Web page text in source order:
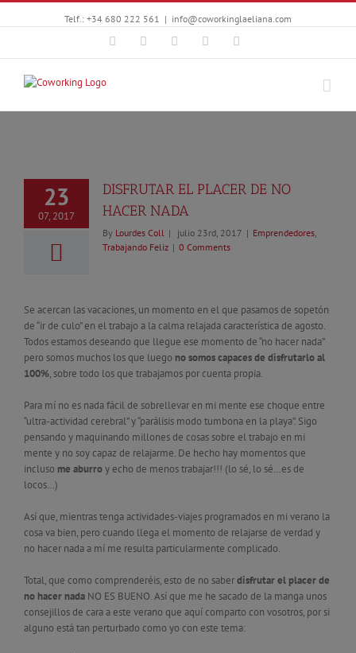
Telf.: +34 680 222 561 | info@coworkinglaeliana.com
FacebookTwitterYouTubeInstagramGoogle+
23
07, 2017
DISFRUTAR EL PLACER DE NO
HACER NADA
By Lourdes Coll | julio 23rd, 2017 | Emprendedores,
Trabajando Feliz | 0 Comments
Se acercan las vacaciones, un momento en el que pasamos de sopetón
de “ir de culo” en el trabajo a la calma relajada característica de agosto.
Todos estamos deseando que llegue ese momento de “no hacer nada”
pero somos muchos los que luego no somos capaces de disfrutarlo al
100%, sobre todo los que trabajamos por cuenta propia.
Para mí no es nada fácil de sobrellevar en mi mente ese choque entre
“ultra-actividad cerebral” y “parálisis modo tumbona en la playa”. Sigo
pensando y maquinando millones de cosas sobre el trabajo en mi
mente y no soy capaz de relajarme. De hecho hay momentos que
incluso me aburroy echo de menos trabajar!!! (lo sé, lo sé…es de
locos…)
Así que, mientras tenga actividades-viajes programados en mi verano la
cosa va bien, pero cuando llega el momento de relajarse de verdad y
no hacer nada a mí me resulta particularmente complicado.
Total, que como comprenderéis, esto de no saberdisfrutar el placer de
no hacer nada NO ES BUENO. Así que me he sacado de la manga unos
consejillos de cara a este verano que aquí comparto con vosotros, por si
alguno está tan perturbado como yo con este tema: